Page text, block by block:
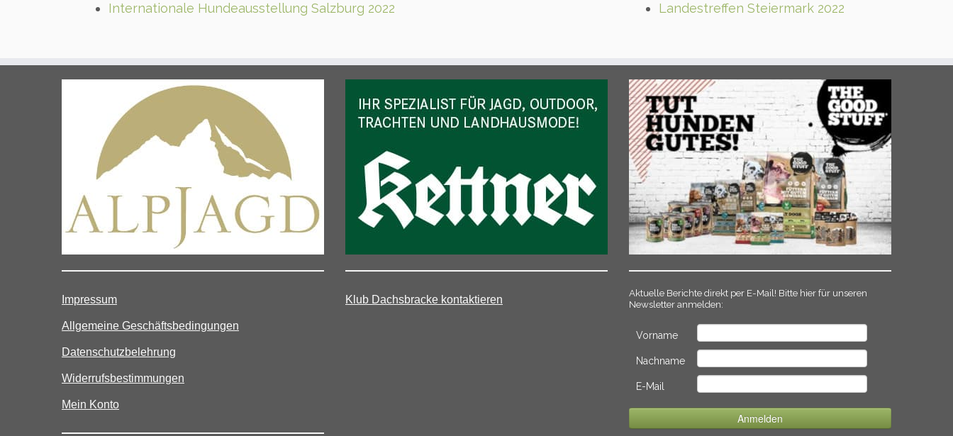
Internationale Hundeausstellung Salzburg 2022 Landestreffen Steiermark 2022
Impressum
Allgemeine Geschäftsbedingungen
Datenschutzbelehrung
Widerrufsbestimmungen
Mein Konto
Klub Dachsbracke kontaktieren
Aktuelle Berichte direkt per E-Mail! Bitte hier für unseren
Newsletter anmelden:
Vorname
Nachname
E-Mail